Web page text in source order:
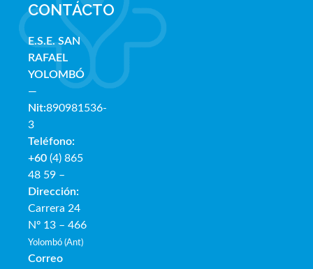
CONTÁCTO
E.S.E. SAN
RAFAEL
YOLOMBÓ
—
Nit:890981536-
3
Teléfono:
+60 (4) 865
48 59 –
Dirección:
Carrera 24
Nº 13 – 466
Yolombó (Ant)
Correo